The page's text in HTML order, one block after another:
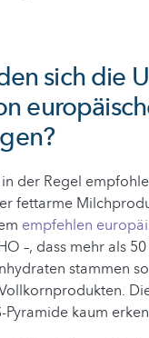
sich die
der Regel
fettarme
empfehlen
–, dass mehr als
stammen
Pyramide kaum